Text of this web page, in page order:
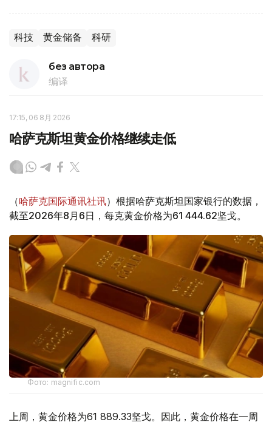
科技 黄金储备 科研
без автора
编译
17:15, 06 8月 2026
哈萨克斯坦黄金价格继续走低
（哈萨克国际通讯社讯）根据哈萨克斯坦国家银行的数据，
截至2026年8月6日，每克黄金价格为61 444.62坚戈。
Фото: magnific.com
上周，黄金价格为61 889.33坚戈。因此，黄金价格在一周